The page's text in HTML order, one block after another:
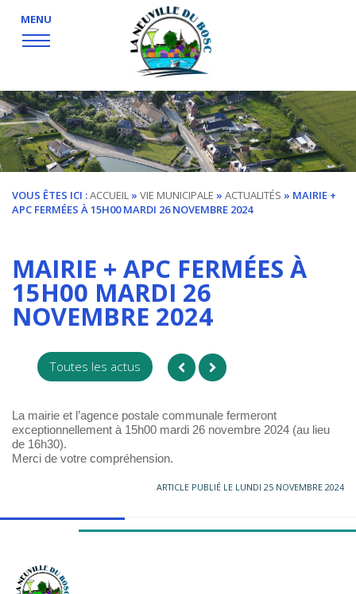
MENU
VOUS ÊTES ICI :ACCUEIL » VIE MUNICIPALE » ACTUALITÉS » MAIRIE +
APC FERMÉES À 15H00 MARDI 26 NOVEMBRE 2024
MAIRIE + APC FERMÉES À
15H00 MARDI 26
NOVEMBRE 2024
Toutes les actus
La mairie et l’agence postale communale fermeront
exceptionnellement à 15h00 mardi 26 novembre 2024 (au lieu
de 16h30).
Merci de votre compréhension.
ARTICLE PUBLIÉ LE LUNDI 25 NOVEMBRE 2024